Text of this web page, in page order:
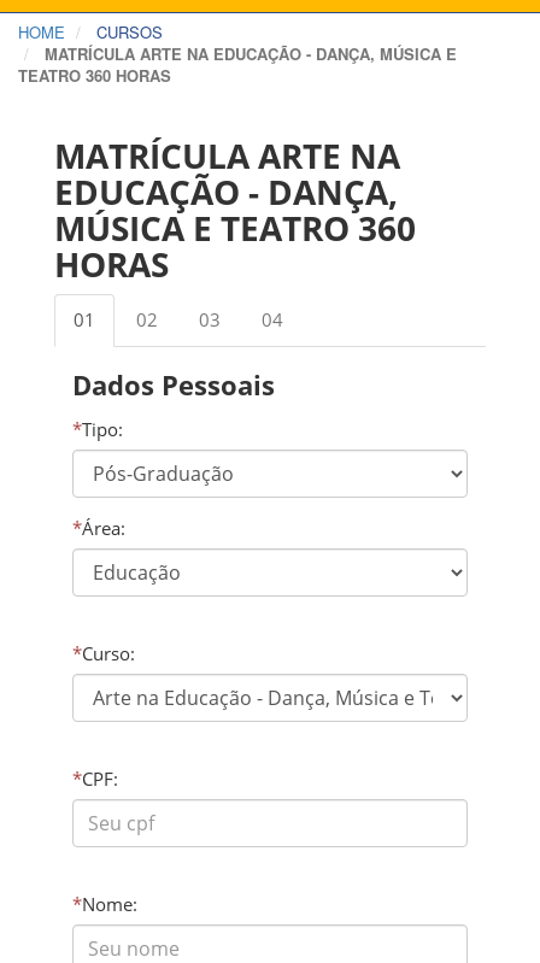
HOME
CURSOS
MATRÍCULA ARTE NA EDUCAÇÃO - DANÇA, MÚSICA E
TEATRO 360 HORAS
MATRÍCULA ARTE NA
EDUCAÇÃO - DANÇA,
MÚSICA E TEATRO 360
HORAS
01 02 03 04
Dados Pessoais
*Tipo:
*Área:
*Curso:
*CPF:
*Nome: